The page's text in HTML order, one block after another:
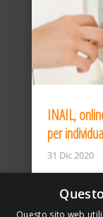
INAIL,
per
31 Dic 2020
Questo sito web